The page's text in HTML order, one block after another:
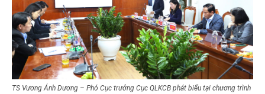
TS Vương Ánh Dương – Phó Cục trưởng Cục QLKCB phát biểu tại chương trình